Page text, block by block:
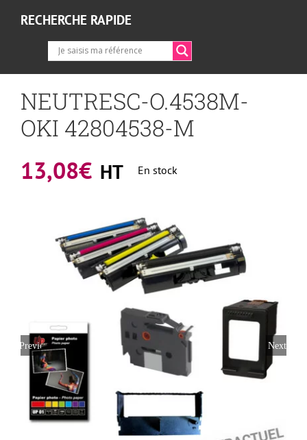
RECHERCHE RAPIDE
NEUTRESC-O.4538M-
OKI 42804538-M
13,08€ HT En stock
Previous Next